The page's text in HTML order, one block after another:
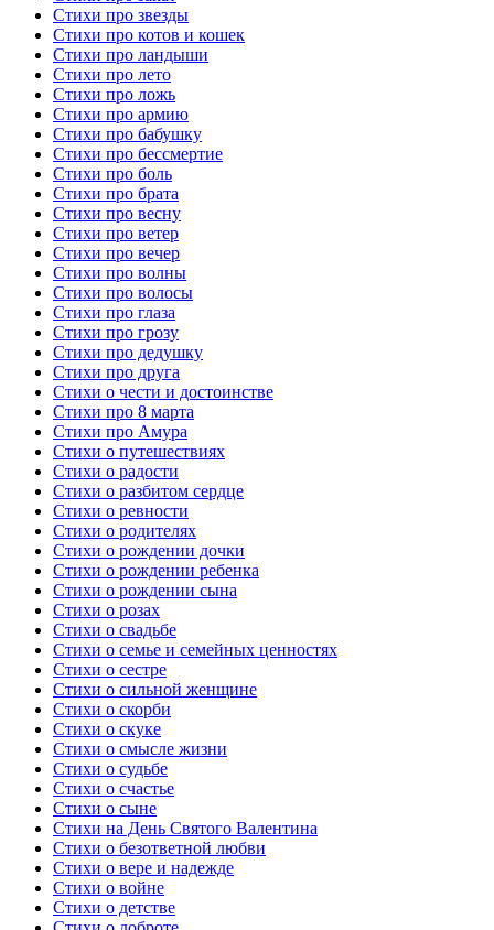
Стихи про звезды
Стихи про котов и кошек
Стихи про ландыши
Стихи про лето
Стихи про ложь
Стихи про армию
Стихи про бабушку
Стихи про бессмертие
Стихи про боль
Стихи про брата
Стихи про весну
Стихи про ветер
Стихи про вечер
Стихи про волны
Стихи про волосы
Стихи про глаза
Стихи про грозу
Стихи про дедушку
Стихи про друга
Стихи о чести и достоинстве
Стихи про 8 марта
Стихи про Амура
Стихи о путешествиях
Стихи о радости
Стихи о разбитом сердце
Стихи о ревности
Стихи о родителях
Стихи о рождении дочки
Стихи о рождении ребенка
Стихи о рождении сына
Стихи о розах
Стихи о свадьбе
Стихи о семье и семейных ценностях
Стихи о сестре
Стихи о сильной женщине
Стихи о скорби
Стихи о скуке
Стихи о смысле жизни
Стихи о судьбе
Стихи о счастье
Стихи о сыне
Стихи на День Святого Валентина
Стихи о безответной любви
Стихи о вере и надежде
Стихи о войне
Стихи о детстве